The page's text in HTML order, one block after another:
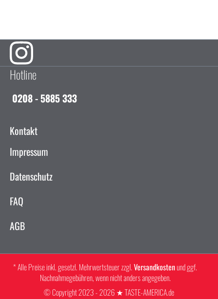
Hotline
0208 - 5885 333
Kontakt
Impressum
Datenschutz
FAQ
AGB
* Alle Preise inkl. gesetzl. Mehrwertsteuer zzgl.Versandkostenund ggf.
Nachnahmegebühren, wenn nicht anders angegeben.
© Copyright 2023 - 2026 ★ TASTE-AMERICA.de